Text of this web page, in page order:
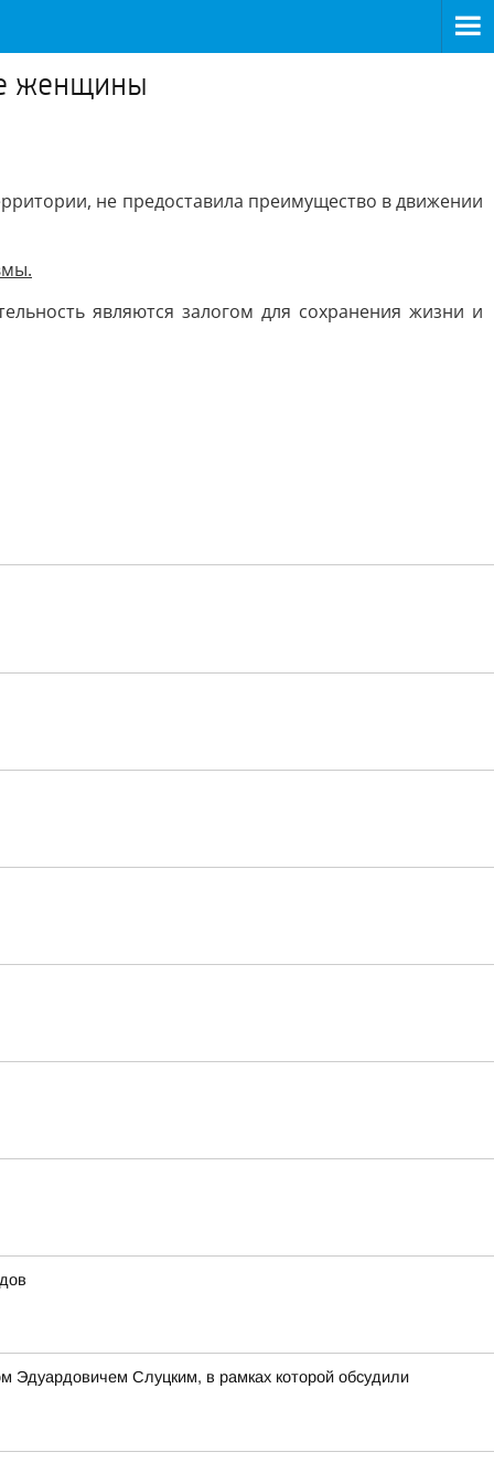
женщины
не предоставила преимущество в движении
являются залогом для сохранения жизни и
Эдуардовичем Слуцким, в рамках которой обсудили